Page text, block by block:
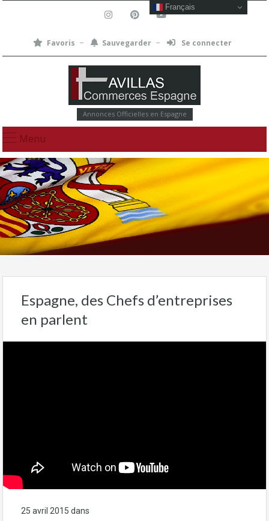
Favoris Sauvegarder Se connecter
Annonces Officielles en Espagne
Menu
Espagne, des Chefs d’entreprises
en parlent
25 avril 2015 dans
Français